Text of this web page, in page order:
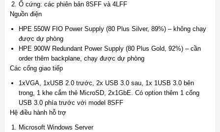
Ổ cứng: các phiên bản 8SFF và 4LFF
Nguồn điện
HPE 550W FIO Power Supply (80 Plus Silver, 89%) – không chạy
được dự phòng
HPE 900W Redundant Power Supply (80 Plus Gold, 92%) – cần
order thêm backplane, chạy được dự phòng
Các cổng giao tiếp
1xVGA, 1xUSB 2.0 trước, 2x USB 3.0 sau, 1x 1USB 3.0 bên
trong, 1 khe cắm thẻ MicroSD, 2x1GbE. Có option thêm 1 cổng
USB 3.0 phía trước với model 8SFF
Hệ điều hành hỗ trợ
Microsoft Windows Server